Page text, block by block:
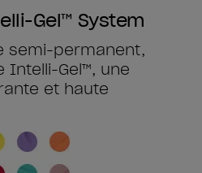
Gel™ System
semi-permanent,
Intelli-Gel™, une
et haute